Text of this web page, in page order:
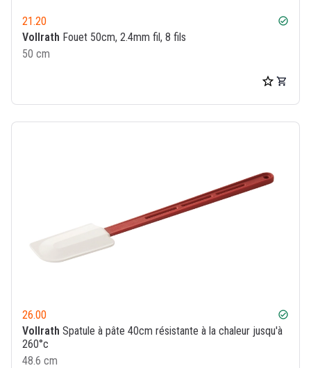
21.20 check_circle
Vollrath Fouet 50cm, 2.4mm fil, 8 fils
50 cm
26.00 check_circle
Vollrath Spatule à pâte 40cm résistante à la chaleur jusqu'à
260°c
48.6 cm